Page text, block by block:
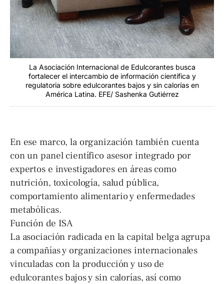
La Asociación Internacional de Edulcorantes busca
fortalecer el intercambio de información científica y
regulatoria sobre edulcorantes bajos y sin calorías en
América Latina. EFE/ Sashenka Gutiérrez
En ese marco, la organización también cuenta
con un panel científico asesor integrado por
expertos e investigadores en áreas como
nutrición, toxicología, salud pública,
comportamiento alimentario y enfermedades
metabólicas.
Función de ISA
La asociación radicada en la capital belga agrupa
a compañías y organizaciones internacionales
vinculadas con la producción y uso de
edulcorantes bajos y sin calorías, así como